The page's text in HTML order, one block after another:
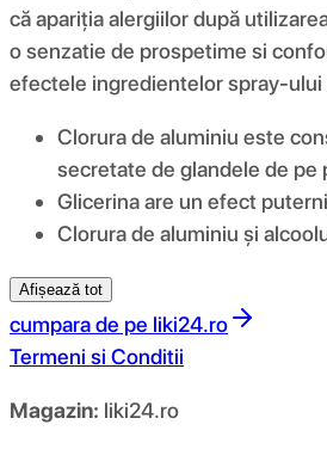
că apariția alergiilor după
o senzatie de prospetime si
efectele ingredientelor spray-ului
Clorura de aluminiu este
secretate de glandele de pe
Glicerina are un efect
Clorura de aluminiu și
Afișează tot
cumpara de pe liki24.ro
Termeni si Conditii
Magazin: liki24.ro